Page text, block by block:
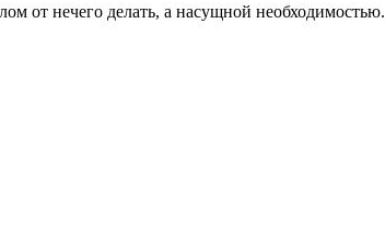
от нечего делать, а насущной необходимостью.